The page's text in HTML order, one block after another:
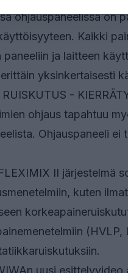
ohjauspaneelissa on
Kaikki
paneeliin ja laitteen
yksinkertaisesti
RUISKUTUS -
ohjaus tapahtuu
Ohjauspaneeli ei
II järjestelmä
kuten
(HVLP,
uusi esittelyvideo